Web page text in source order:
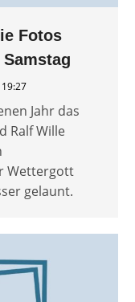
Fotos
Jahr das
Ralf Wille
Wettergott
gelaunt.